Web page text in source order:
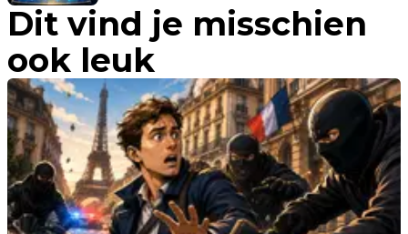
Dit vind je misschien
ook leuk